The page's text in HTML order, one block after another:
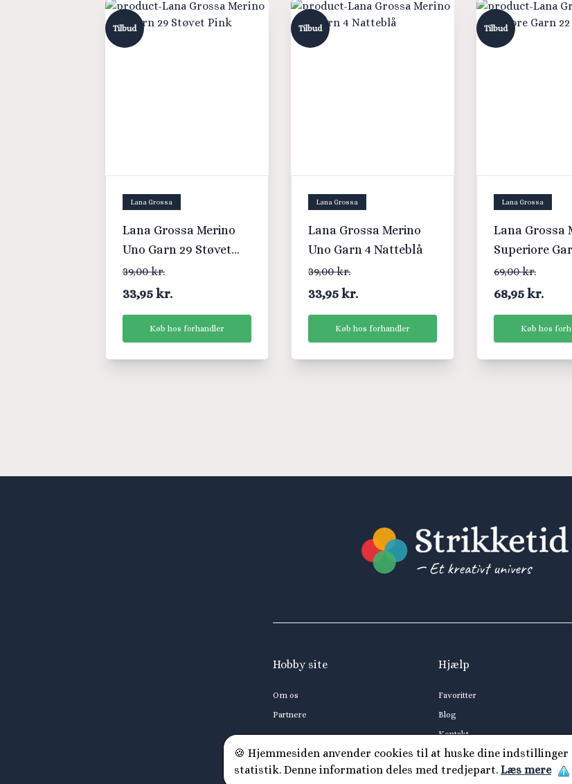
Tilbud
Lana Grossa
Lana Grossa Merino
Uno Garn 29 Støvet
Pink
39,00 kr.
33,95 kr.
Køb hos forhandler
Tilbud
Lana Grossa
Lana Grossa Merino
Uno Garn 4 Natteblå
39,00 kr.
33,95 kr.
Køb hos forhandler
Tilbud
Lana Grossa
Lana Grossa
Superiore
Jeansblå
69,00 kr.
68,95 kr.
Køb hos
🍪 Hjemmesiden anvender cookies til at huske dine indstillinger
statistik. Denne information deles med tredjepart. Læs mere
Hobby site
Om os
Partnere
Hjælp
Favoritter
Blog
Kontakt